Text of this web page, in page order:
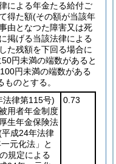
による年金たる給付ご
得た額(その額が当該年
由となつた障害又は死
掲げる当該法律による
た残額を下回る場合に
円未満の端数があると
円未満の端数がある
のとする。
法律第115号)
用者年金制度
生年金保険法
平成24年法律
元化法」と
規定による
0.73